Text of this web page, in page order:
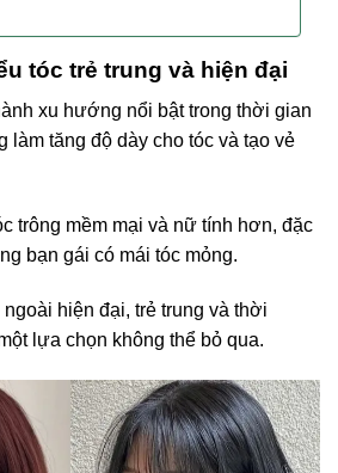
tóc trẻ trung và hiện đại
xu hướng nổi bật trong thời gian
làm tăng độ dày cho tóc và tạo vẻ
trông mềm mại và nữ tính hơn, đặc
bạn gái có mái tóc mỏng.
hiện đại, trẻ trung và thời
lựa chọn không thể bỏ qua.